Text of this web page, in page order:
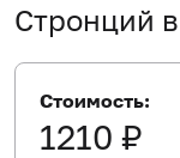
Стронций
Стоимость:
1210 ₽